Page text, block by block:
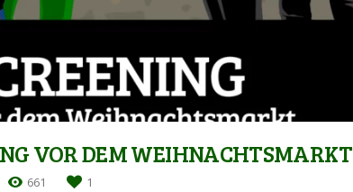
VOR DEM WEIHNACHTSMARKT
661 1